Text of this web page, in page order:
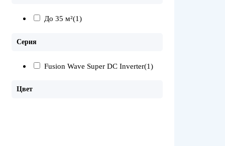
До 35 м²(1)
Серия
Fusion Wave Super DC Inverter(1)
Цвет